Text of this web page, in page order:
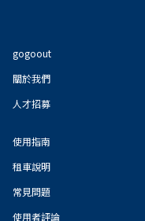
gogoout
關於我們
人才招募
使用指南
租車說明
常見問題
使用者評論